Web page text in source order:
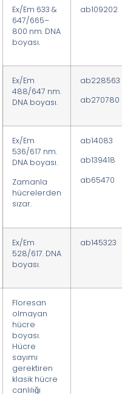
Ex/Em 633 &
647/665–
800 nm. DNA
boyası.
ab109202
Ex/Em
488/647 nm.
DNA boyası.
ab228563
ab270780
Ex/Em
536/617 nm.
DNA boyası.
Zamanla
hücrelerden
sızar.
ab14083
ab139418
ab65470
Ex/Em
528/617. DNA
boyası.
ab145323
Floresan
olmayan
hücre
boyası.
Hücre
sayımı
gerektiren
klasik hücre
canlılığı